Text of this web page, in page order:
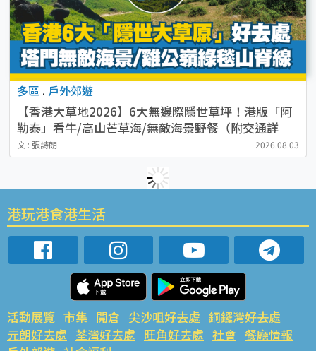
多區 . 戶外郊遊
【香港大草地2026】6大無邊際隱世草坪！港版「阿
勒泰」看牛/高山芒草海/無敵海景野餐（附交通詳
情）
文 : 張詩朗 2026.08.03
港玩港食港生活
活動展覽 市集 開倉 尖沙咀好去處 銅鑼灣好去處
元朗好去處 荃灣好去處 旺角好去處 社會 餐廳情報